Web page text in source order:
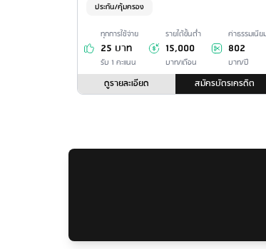
ประกัน/คุ้มครอง
ทุกการใช้จ่าย
25 บาท
รับ 1 คะแนน
รายได้ขั้นต่ำ
15,000
บาท/เดือน
ค่าธรรมเนีย
802
บาท/ปี
ดูรายละเอียด สมัครบัตรเครดิต